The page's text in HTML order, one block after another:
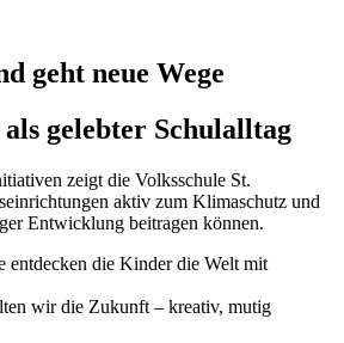
geht neue Wege
gelebter Schulalltag
zeigt die Volksschule St.
aktiv zum Klimaschutz und
Entwicklung beitragen können.
entdecken die Kinder die Welt mit
wir die Zukunft – kreativ, mutig